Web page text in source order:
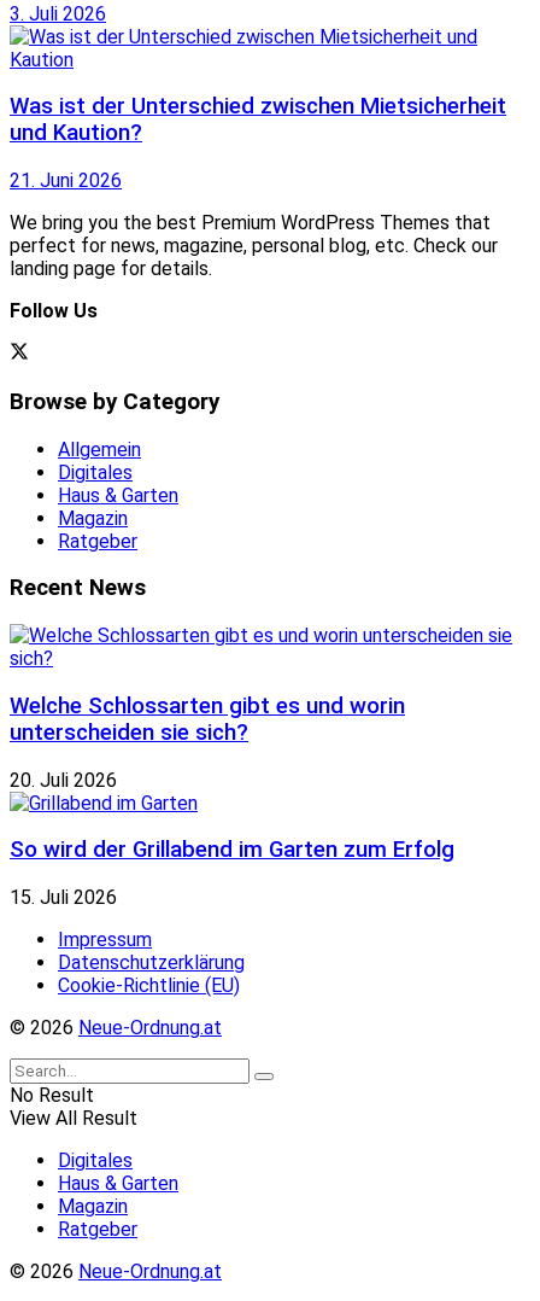
3. Juli 2026
Was ist der Unterschied zwischen Mietsicherheit
und Kaution?
21. Juni 2026
We bring you the best Premium WordPress Themes that
perfect for news, magazine, personal blog, etc. Check our
landing page for details.
Follow Us
Browse by Category
Allgemein
Digitales
Haus & Garten
Magazin
Ratgeber
Recent News
Welche Schlossarten gibt es und worin
unterscheiden sie sich?
20. Juli 2026
So wird der Grillabend im Garten zum Erfolg
15. Juli 2026
Impressum
Datenschutzerklärung
Cookie-Richtlinie (EU)
© 2026 Neue-Ordnung.at
No Result
View All Result
Digitales
Haus & Garten
Magazin
Ratgeber
© 2026 Neue-Ordnung.at